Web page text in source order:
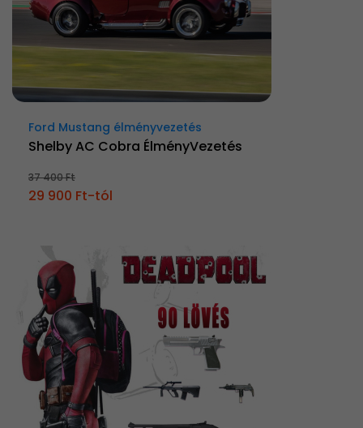
Ford Mustang élményvezetés
Shelby AC Cobra ÉlményVezetés
37 400 Ft
29 900 Ft-tól